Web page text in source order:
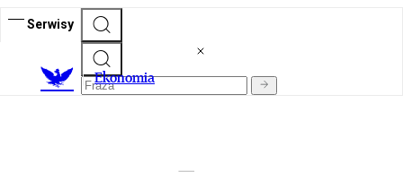
Serwisy
Ekonomia